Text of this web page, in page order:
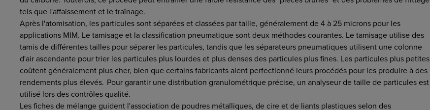
tels que l'affaissement et le traînage.
Après l'atomisation, les particules sont séparées et classées par taille, généralement de 4 à 25 microns pour les
applications MIM. Le tamisage et la classification pneumatique sont deux méthodes courantes. Le tamisage utilise des
tamis de différentes tailles pour séparer les particules, tandis que les séparateurs pneumatiques utilisent une colonne
d'air ascendante pour trier les particules plus lourdes et plus denses des particules plus fines. Les particules plus petites
coûtent généralement plus cher, bien que certains fabricants aient perfectionné leurs procédés pour les produire à des
rendements plus élevés. Pour garantir une distribution granulométrique précise, un analyseur de taille de particules est
utilisé lors des contrôles qualité.
Les fiches de mélange guident l'association de poudres métalliques, de cire et de liants plastiques selon des